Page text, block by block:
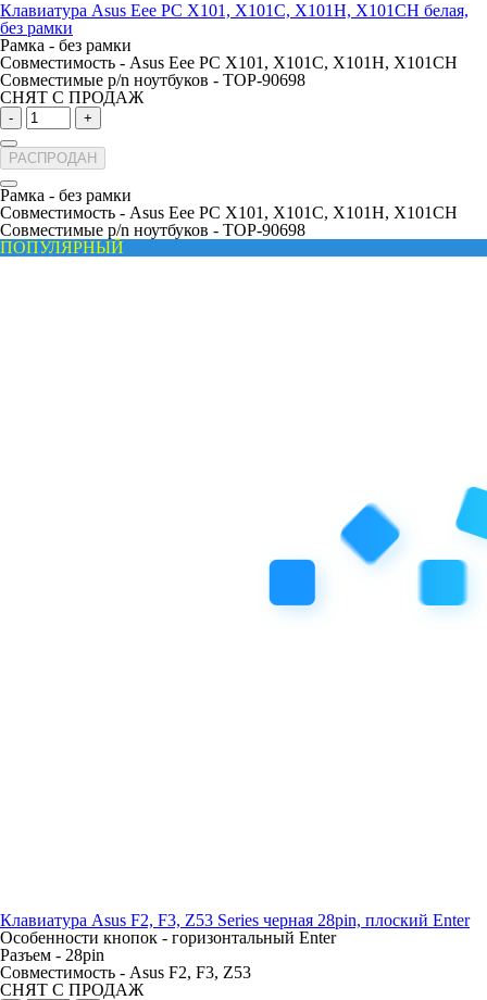
Клавиатура Asus Eee PC X101, X101C, X101H, X101CH белая,
без рамки
Рамка - без рамки
Совместимость - Asus Eee PC X101, X101C, X101H, X101CH
Совместимые p/n ноутбуков - TOP-90698
СНЯТ С ПРОДАЖ
- +
РАСПРОДАН
Рамка - без рамки
Совместимость - Asus Eee PC X101, X101C, X101H, X101CH
Совместимые p/n ноутбуков - TOP-90698
ПОПУЛЯРНЫЙ
Клавиатура Asus F2, F3, Z53 Series черная 28pin, плоский Enter
Особенности кнопок - горизонтальный Enter
Разъем - 28pin
Совместимость - Asus F2, F3, Z53
СНЯТ С ПРОДАЖ